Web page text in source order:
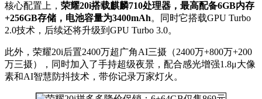
核心配置上， 荣耀20i搭载麒麟710处理器，最高配备6GB内存
+256GB存储，电池容量为3400mAh。同时它搭载GPU Turbo
2.0技术，后续还将升级到GPU Turbo 3.0。
此外，荣耀20i后置2400万超广角AI三摄（2400万+800万+200
万三摄），同时加入了手持超级夜景，配合感光增强1.8μ大像
素和AI智慧防抖技术，带你记录万家灯火。